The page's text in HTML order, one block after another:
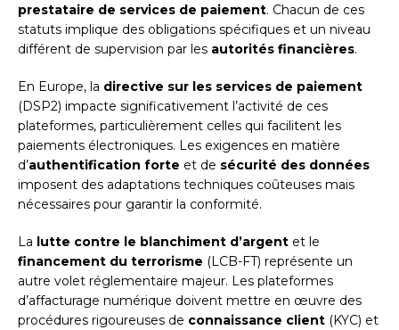
prestataire de services de paiement. Chacun de ces
statuts implique des obligations spécifiques et un niveau
différent de supervision par les autorités financières.
En Europe, la directive sur les services de paiement
(DSP2) impacte significativement l’activité de ces
plateformes, particulièrement celles qui facilitent les
paiements électroniques. Les exigences en matière
d’authentification forte et de sécurité des données
imposent des adaptations techniques coûteuses mais
nécessaires pour garantir la conformité.
La lutte contre le blanchiment d’argent et le
financement du terrorisme (LCB-FT) représente un
autre volet réglementaire majeur. Les plateformes
d’affacturage numérique doivent mettre en œuvre des
procédures rigoureuses de connaissance client (KYC) et